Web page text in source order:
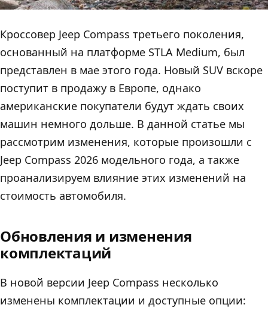
Кроссовер Jeep Compass третьего поколения,
основанный на платформе STLA Medium, был
представлен в мае этого года. Новый SUV вскоре
поступит в продажу в Европе, однако
американские покупатели будут ждать своих
машин немного дольше. В данной статье мы
рассмотрим изменения, которые произошли с
Jeep Compass 2026 модельного года, а также
проанализируем влияние этих изменений на
стоимость автомобиля.
Обновления и изменения
комплектаций
В новой версии Jeep Compass несколько
изменены комплектации и доступные опции: